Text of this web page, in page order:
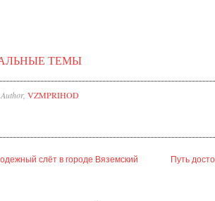
ТЕМЫ
VZMPRIHOD
слёт в городе Вяземский Путь